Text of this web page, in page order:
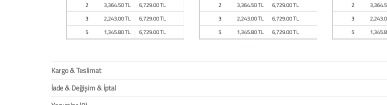
2
3,364.50 TL
6,729.00 TL
3
2,243.00 TL
6,729.00 TL
5
1,345.80 TL 6,729.00 TL
2
3,364.50 TL
6,729.00 TL
3
2,243.00 TL
6,729.00 TL
5
1,345.80 TL 6,729.00 TL
2
3
5
Kargo & Teslimat
İade & Değişim & İptal